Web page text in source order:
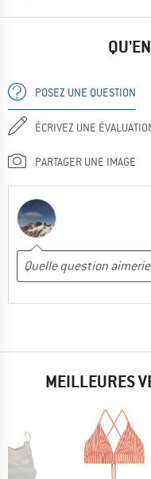
POSEZ UNE QUESTION
ÉCRIVEZ UNE
PARTAGER UNE IMAGE
MEILLEURES